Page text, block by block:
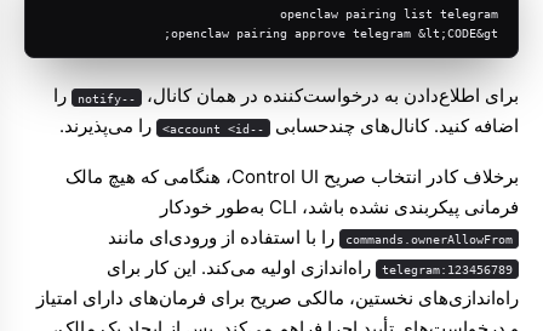
openclaw pairing list telegram
openclaw pairing approve telegram &lt;CODE&gt;
برای اطلاع‌دادن به درخواست‌کننده در همان کانال، --notify
را
اضافه کنید. کانال‌های چندحسابی
--account <id> را می‌پذیرند.
برخلاف کادر انتخاب صریح Control UI، هنگامی که هیچ مالک
فرمانی پیکربندی نشده باشد، CLI به‌طور خودکار
commands.ownerAllowFrom را با استفاده از ورودی‌ای مانند
telegram:123456789 راه‌اندازی اولیه می‌کند. این کار برای
راه‌اندازی‌های نخستین، مالکی صریح برای فرمان‌های دارای امتیاز